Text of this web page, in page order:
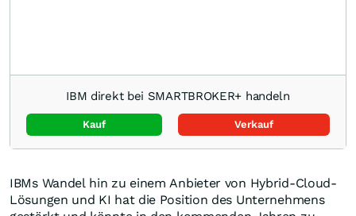
IBM direkt bei SMARTBROKER+ handeln
Kauf Verkauf
IBMs Wandel hin zu einem Anbieter von Hybrid-Cloud-
Lösungen und KI hat die Position des Unternehmens